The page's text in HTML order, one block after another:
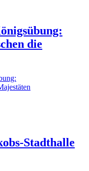
die
Stadthalle